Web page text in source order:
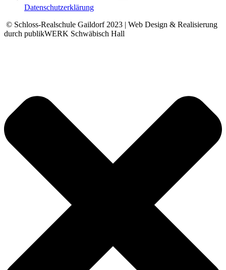
Datenschutzerklärung
© Schloss-Realschule Gaildorf 2023 | Web Design & Realisierung
durch publikWERK Schwäbisch Hall